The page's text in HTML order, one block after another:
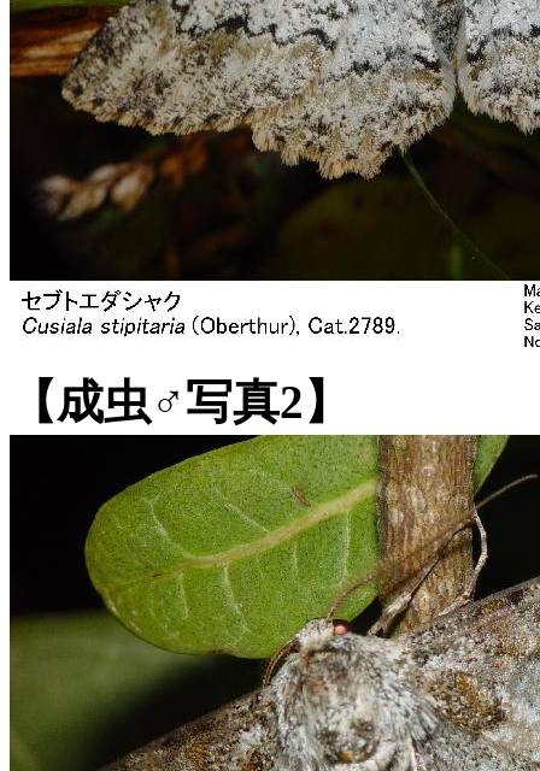
【成虫♂写真2】